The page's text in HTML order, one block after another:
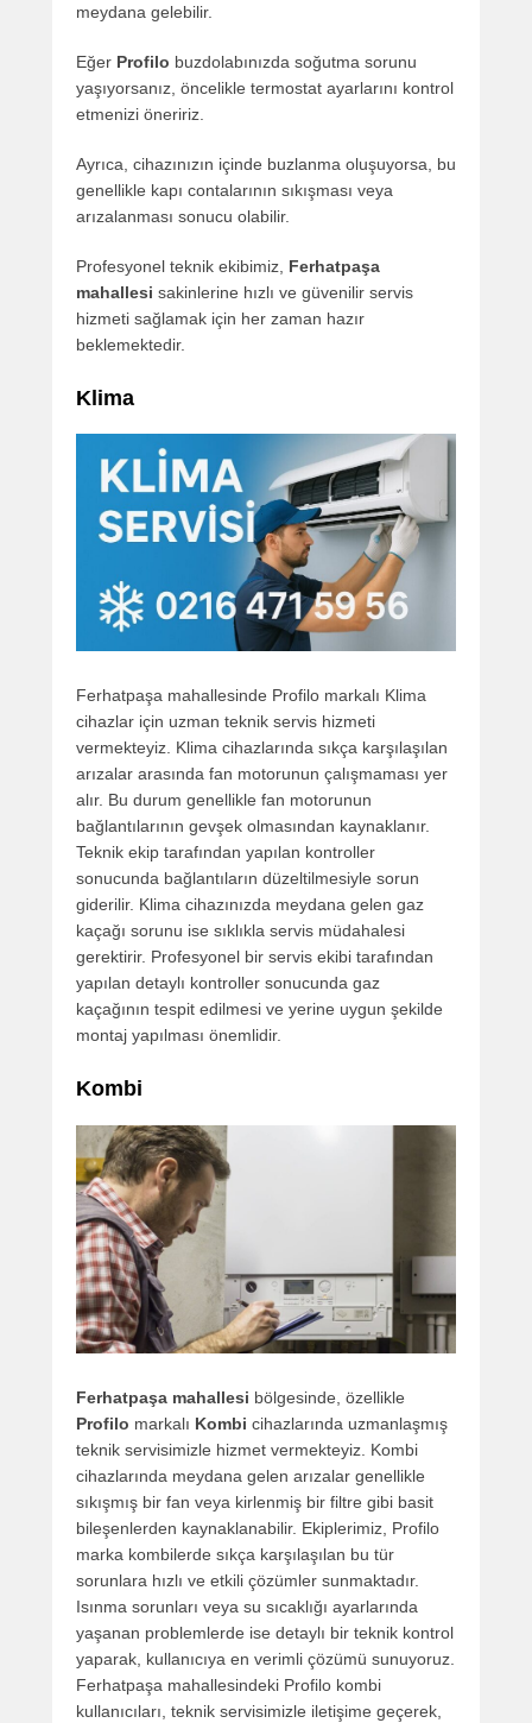
meydana gelebilir.
Eğer Profilo buzdolabınızda soğutma sorunu
yaşıyorsanız, öncelikle termostat ayarlarını kontrol
etmenizi öneririz.
Ayrıca, cihazınızın içinde buzlanma oluşuyorsa, bu
genellikle kapı contalarının sıkışması veya
arızalanması sonucu olabilir.
Profesyonel teknik ekibimiz, Ferhatpaşa
mahallesi sakinlerine hızlı ve güvenilir servis
hizmeti sağlamak için her zaman hazır
beklemektedir.
Klima
Ferhatpaşa mahallesinde Profilo markalı Klima
cihazlar için uzman teknik servis hizmeti
vermekteyiz. Klima cihazlarında sıkça karşılaşılan
arızalar arasında fan motorunun çalışmaması yer
alır. Bu durum genellikle fan motorunun
bağlantılarının gevşek olmasından kaynaklanır.
Teknik ekip tarafından yapılan kontroller
sonucunda bağlantıların düzeltilmesiyle sorun
giderilir. Klima cihazınızda meydana gelen gaz
kaçağı sorunu ise sıklıkla servis müdahalesi
gerektirir. Profesyonel bir servis ekibi tarafından
yapılan detaylı kontroller sonucunda gaz
kaçağının tespit edilmesi ve yerine uygun şekilde
montaj yapılması önemlidir.
Kombi
Ferhatpaşa mahallesi bölgesinde, özellikle
Profilo markalı Kombi cihazlarında uzmanlaşmış
teknik servisimizle hizmet vermekteyiz. Kombi
cihazlarında meydana gelen arızalar genellikle
sıkışmış bir fan veya kirlenmiş bir filtre gibi basit
bileşenlerden kaynaklanabilir. Ekiplerimiz, Profilo
marka kombilerde sıkça karşılaşılan bu tür
sorunlara hızlı ve etkili çözümler sunmaktadır.
Isınma sorunları veya su sıcaklığı ayarlarında
yaşanan problemlerde ise detaylı bir teknik kontrol
yaparak, kullanıcıya en verimli çözümü sunuyoruz.
Ferhatpaşa mahallesindeki Profilo kombi
kullanıcıları, teknik servisimizle iletişime geçerek,